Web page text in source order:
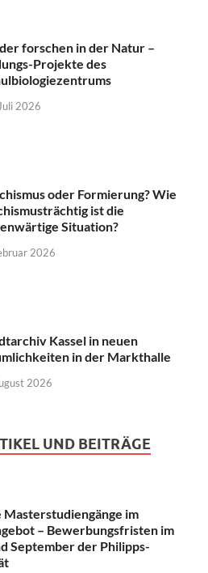
forschen in der Natur –
Projekte des
2026
oder Formierung? Wie
ist die
Situation?
2026
Kassel in neuen
in der Markthalle
2026
UND BEITRÄGE
Masterstudiengänge im
– Bewerbungsfristen im
September der Philipps-